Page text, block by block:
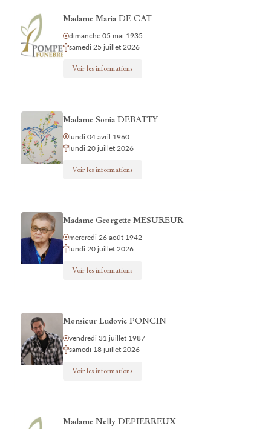
Madame Maria DE CAT
dimanche 05 mai 1935
samedi 25 juillet 2026
Voir les informations
Madame Sonia DEBATTY
lundi 04 avril 1960
lundi 20 juillet 2026
Voir les informations
Madame Georgette MESUREUR
mercredi 26 août 1942
lundi 20 juillet 2026
Voir les informations
Monsieur Ludovic PONCIN
vendredi 31 juillet 1987
samedi 18 juillet 2026
Voir les informations
Madame Nelly DEPIERREUX